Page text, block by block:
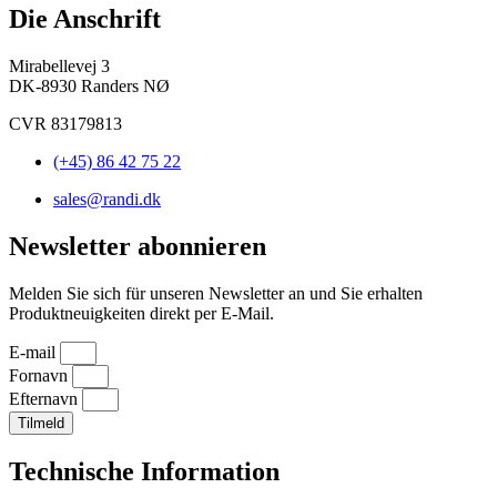
Die Anschrift
Mirabellevej 3
DK-8930 Randers NØ
CVR 83179813
(+45) 86 42 75 22
sales@randi.dk
Newsletter abonnieren
Melden Sie sich für unseren Newsletter an und Sie erhalten
Produktneuigkeiten direkt per E-Mail.
E-mail
Fornavn
Efternavn
Tilmeld
Technische Information